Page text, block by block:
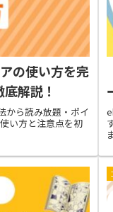
の使い方を完
解説！
から読み放題・ポイ
い方と注意点を初